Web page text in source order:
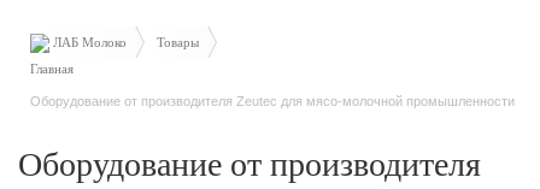
ЛАБ Молоко Товары
Оборудование от производителя Zeutec для мясо-молочной промышленности
Оборудование от производителя